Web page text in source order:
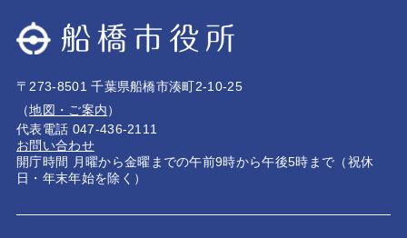
〒273-8501 千葉県船橋市湊町2-10-25
（地図・ご案内）
代表電話 047-436-2111
お問い合わせ
開庁時間 月曜から金曜までの午前9時から午後5時まで（祝休
日・年末年始を除く）